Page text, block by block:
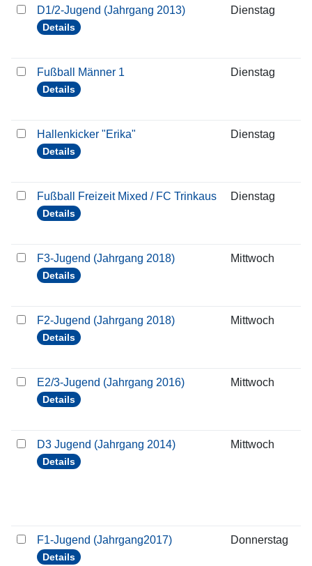
D1/2-Jugend (Jahrgang 2013)
Details
Dienstag
Fußball Männer 1
Details
Dienstag
Hallenkicker "Erika"
Details
Dienstag
Fußball Freizeit Mixed / FC Trinkaus
Details
Dienstag
F3-Jugend (Jahrgang 2018)
Details
Mittwoch
F2-Jugend (Jahrgang 2018)
Details
Mittwoch
E2/3-Jugend (Jahrgang 2016)
Details
Mittwoch
D3 Jugend (Jahrgang 2014)
Details
Mittwoch
F1-Jugend (Jahrgang2017)
Details
Donnerstag